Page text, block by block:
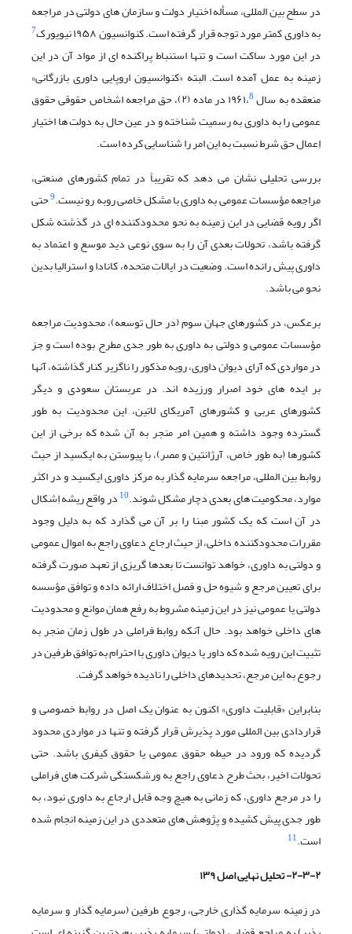
در سطح بین المللی، مسأله اختیار دولت و سازمان های دولتی در مراجعه
به داوری کمتر مورد توجه قرار گرفته است. کنوانسیون ۱۹۵۸ نیویورک
7
در این مورد ساکت است و تنها استنباط پراکنده ای از مواد آن در این
زمینه به عمل آمده است. البته «کنوانسیون اروپایی داوری بازرگانی»
منعقده به سال ۱۹۶۱، 8
در ماده (۲)، حق مراجعه اشخاص حقوقی حقوق
عمومی را به داوری به رسمیت شناخته و در عین حال به دولت ها اختیار
اِعمال حق شرط نسبت به این امر را شناسایی کرده است.
بررسی تحلیلی نشان می دهد که تقریباً در تمام کشورهای صنعتی،
مراجعه مؤسسات عمومی به داوری با مشکل خاصی روبه رو نیست.9حتی
اگر رویه قضایی در این زمینه به نحو محدودکننده ای در گذشته شکل
گرفته باشد، تحولات بعدی آن را به سوی نوعی دید موسع و اعتماد به
داوری پیش رانده است. وضعیت در ایالات متحده، کانادا و استرالیا بدین
نحو می باشد.
برعکس، در کشورهای جهان سوم (در حال توسعه)، محدودیت مراجعه
مؤسسات عمومی و دولتی به داوری به طور جدی مطرح بوده است و جز
در مواردی که آرای دیوان داوری، رویه مذکور را ناگزیر کنار گذاشته، آنها
بر ایده های خود اصرار ورزیده اند. در عربستان سعودی و دیگر
کشورهای عربی و کشورهای آمریکای لاتین، این محدودیت به طور
گسترده وجود داشته و همین امر منجر به آن شده که برخی از این
کشورها (به طور خاص، آرژانتین و مصر)، با پیوستن به ایکسید از حیث
روابط بین المللی، مراجعه سرمایه گذار به مرکز داوری ایکسید و در اکثر
موارد، محکومیت های بعدی دچار مشکل شوند.10 در واقع ریشه اِشکال
در آن است که یک کشور مبنا را بر آن می گذارد که به دلیل وجود
مقررات محدودکننده داخلی، از حیث ارجاع دعاوی راجع به اموال عمومی
و دولتی به داوری، خواهد توانست تا بعدها گریزی از تعهد صورت گرفته
برای تعیین مرجع و شیوه حل و فصل اختلاف ارائه داده و توافق مؤسسه
دولتی یا عمومی نیز در این زمینه مشروط به رفع همان موانع و محدودیت
های داخلی خواهد بود. حال آنکه روابط فراملی در طول زمان منجر به
تثبیت این رویه شده که داور یا دیوان داوری با احترام به توافق طرفین در
رجوع به این مرجع، تحدیدهای داخلی را نادیده خواهد گرفت.
بنابراین «قابلیت داوری» اکنون به عنوان یک اصل در روابط خصوصی و
قراردادی بین المللی مورد پذیرش قرار گرفته و تنها در مواردی محدود
گردیده که ورود در حیطه حقوق عمومی یا حقوق کیفری باشد. حتی
تحولات اخیر، بحث طرح دعاوی راجع به ورشکستگی شرکت های فراملی
را در مرجع داوری، که زمانی به هیچ وجه قابل ارجاع به داوری نبود، به
طور جدی پیش کشیده و پژوهش های متعددی در این زمینه انجام شده
است.11
۲-۳-۲- تحلیل نهایی اصل ۱۳۹
در زمینه سرمایه گذاری خارجی، رجوع طرفین (سرمایه گذار و سرمایه